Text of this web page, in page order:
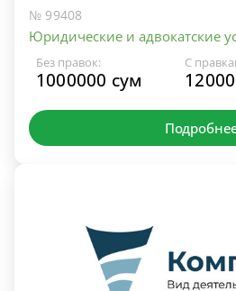
№ 99408
Юридические и адвокатские
Без правок:
1000000 сум
С